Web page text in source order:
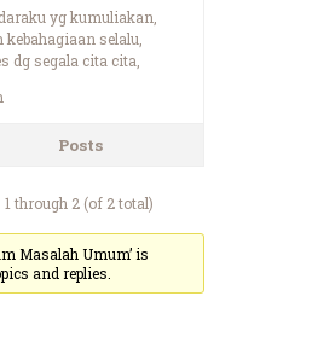
yg kumuliakan,
selalu,
dg segala cita cita,
Posts
through 2 (of 2 total)
Masalah Umum’ is
and replies.